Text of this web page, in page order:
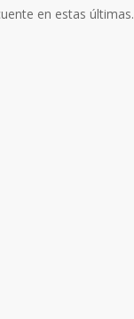
en estas últimas.